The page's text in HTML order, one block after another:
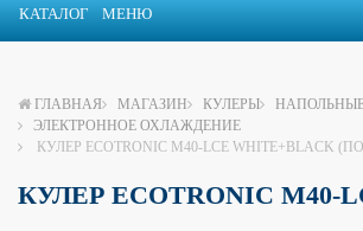
КАТАЛОГ МЕНЮ
ГЛАВНАЯ МАГАЗИН КУЛЕРЫ
ЭЛЕКТРОННОЕ ОХЛАЖДЕНИЕ
КУЛЕР ECOTRONIC M40-LCE WHITE+BLACK
КУЛЕР ECOTRONIC M40-